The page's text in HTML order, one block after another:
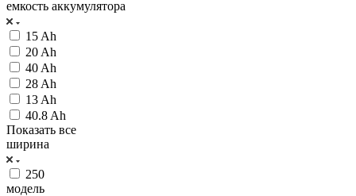
емкость аккумулятора
15 Ah
20 Ah
40 Ah
28 Ah
13 Ah
40.8 Ah
Показать все
ширина
250
модель